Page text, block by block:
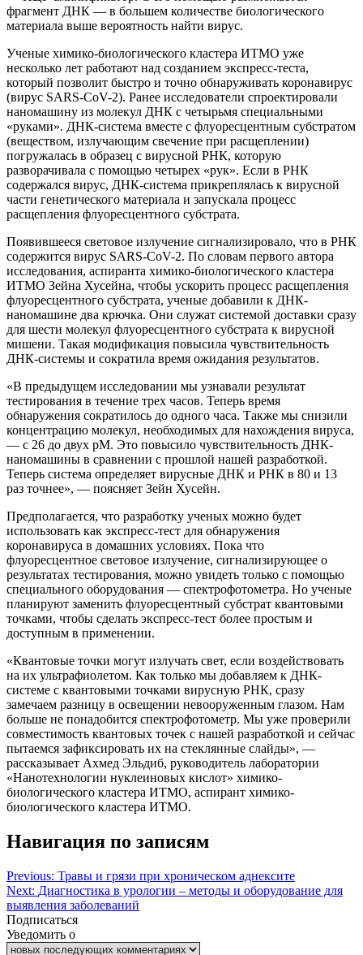
фрагмент ДНК — в большем количестве биологического
материала выше вероятность найти вирус.
Ученые химико-биологического кластера ИТМО уже
несколько лет работают над созданием экспресс-теста,
который позволит быстро и точно обнаруживать коронавирус
(вирус SARS-CoV-2). Ранее исследователи спроектировали
наномашину из молекул ДНК с четырьмя специальными
«руками». ДНК-система вместе с флуоресцентным субстратом
(веществом, излучающим свечение при расщеплении)
погружалась в образец с вирусной РНК, которую
разворачивала с помощью четырех «рук». Если в РНК
содержался вирус, ДНК-система прикреплялась к вирусной
части генетического материала и запускала процесс
расщепления флуоресцентного субстрата.
Появившееся световое излучение сигнализировало, что в РНК
содержится вирус SARS-CoV-2. По словам первого автора
исследования, аспиранта химико-биологического кластера
ИТМО Зейна Хусейна, чтобы ускорить процесс расщепления
флуоресцентного субстрата, ученые добавили к ДНК-
наномашине два крючка. Они служат системой доставки сразу
для шести молекул флуоресцентного субстрата к вирусной
мишени. Такая модификация повысила чувствительность
ДНК-системы и сократила время ожидания результатов.
«В предыдущем исследовании мы узнавали результат
тестирования в течение трех часов. Теперь время
обнаружения сократилось до одного часа. Также мы снизили
концентрацию молекул, необходимых для нахождения вируса,
— с 26 до двух pM. Это повысило чувствительность ДНК-
наномашины в сравнении с прошлой нашей разработкой.
Теперь система определяет вирусные ДНК и РНК в 80 и 13
раз точнее», — поясняет Зейн Хусейн.
Предполагается, что разработку ученых можно будет
использовать как экспресс-тест для обнаружения
коронавируса в домашних условиях. Пока что
флуоресцентное световое излучение, сигнализирующее о
результатах тестирования, можно увидеть только с помощью
специального оборудования — спектрофотометра. Но ученые
планируют заменить флуоресцентный субстрат квантовыми
точками, чтобы сделать экспресс-тест более простым и
доступным в применении.
«Квантовые точки могут излучать свет, если воздействовать
на их ультрафиолетом. Как только мы добавляем к ДНК-
системе с квантовыми точками вирусную РНК, сразу
замечаем разницу в освещении невооруженным глазом. Нам
больше не понадобится спектрофотометр. Мы уже проверили
совместимость квантовых точек с нашей разработкой и сейчас
пытаемся зафиксировать их на стеклянные слайды», —
рассказывает Ахмед Эльдиб, руководитель лаборатории
«Нанотехнологии нуклеиновых кислот» химико-
биологического кластера ИТМО, аспирант химико-
биологического кластера ИТМО.
Навигация по записям
Previous: Травы и грязи при хроническом аднексите
Next: Диагностика в урологии – методы и оборудование для
выявления заболеваний
Подписаться
Уведомить о